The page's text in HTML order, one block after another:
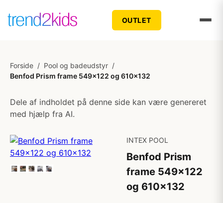
OUTLET
Forside / Pool og badeudstyr /
Benfod Prism frame 549x122 og 610x132
Dele af indholdet på denne side kan være genereret
med hjælp fra AI.
INTEX POOL
Benfod Prism
frame 549x122
og 610x132